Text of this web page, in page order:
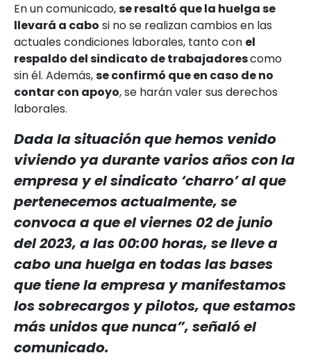
En un comunicado,se resaltó que la huelga se
llevará a cabo si no se realizan cambios en las
actuales condiciones laborales, tanto con el
respaldo del sindicato de trabajadorescomo
sin él. Además,se confirmó que en caso de no
contar con apoyo, se harán valer sus derechos
laborales.
Dada la situación que hemos venido
viviendo ya durante varios años con la
empresa y el sindicato ‘charro’ al que
pertenecemos actualmente, se
convoca a que el viernes 02 de junio
del 2023, a las 00:00 horas, se lleve a
cabo una huelga en todas las bases
que tiene la empresa y manifestamos
los sobrecargos y pilotos, que estamos
más unidos que nunca”, señaló el
comunicado.